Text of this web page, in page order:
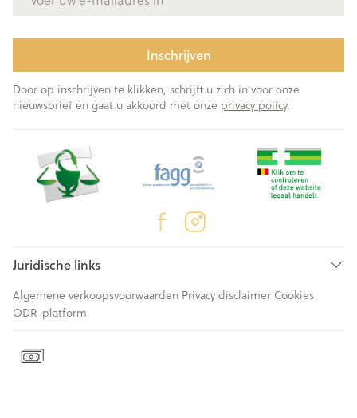
Inschrijven
Door op inschrijven te klikken, schrijft u zich in voor onze
nieuwsbrief en gaat u akkoord met onze privacy policy.
Juridische links
Algemene verkoopsvoorwaarden Privacy disclaimer Cookies
ODR-platform